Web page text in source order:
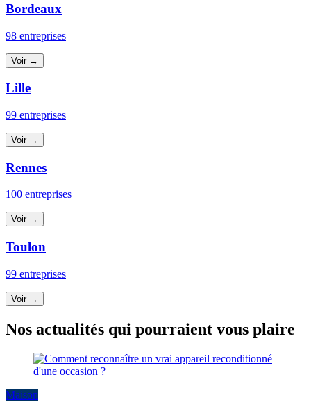
Bordeaux
98 entreprises
Voir →
Lille
99 entreprises
Voir →
Rennes
100 entreprises
Voir →
Toulon
99 entreprises
Voir →
Nos actualités qui pourraient vous plaire
Maison